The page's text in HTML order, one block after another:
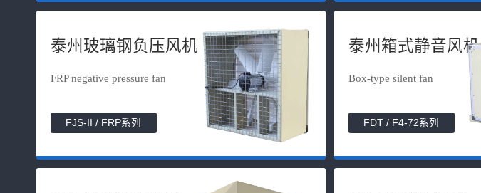
泰州玻璃钢负压风机
FRP negative pressure fan
FJS-II / FRP系列
泰州箱式静音风机
Box-type silent fan
FDT / F4-72系列